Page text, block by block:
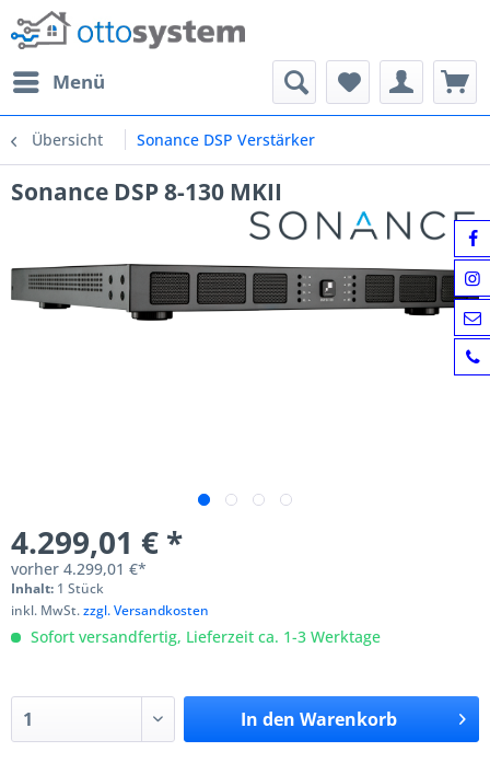
Menü
Übersicht Sonance DSP Verstärker
Sonance DSP 8-130 MKII
4.299,01 € *
vorher 4.299,01 €*
Inhalt: 1 Stück
inkl. MwSt.zzgl. Versandkosten
Sofort versandfertig, Lieferzeit ca. 1-3 Werktage
In den Warenkorb